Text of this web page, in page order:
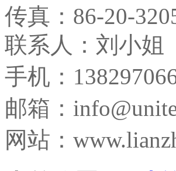
传真： 86-20-
联系人：刘小姐
手机：
邮箱：
网站：